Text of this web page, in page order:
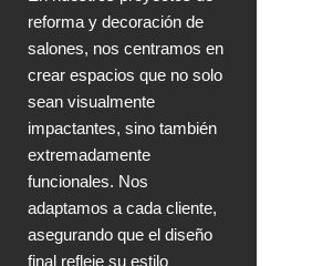
reforma y decoración de
salones, nos centramos en
crear espacios que no solo
sean visualmente
impactantes, sino también
extremadamente
funcionales. Nos
adaptamos a cada cliente,
asegurando que el diseño
final refleje su estilo